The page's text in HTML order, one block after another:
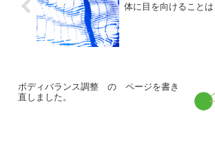
体に目を向けることは
ボディバランス調整 の ページを書き
直しました。